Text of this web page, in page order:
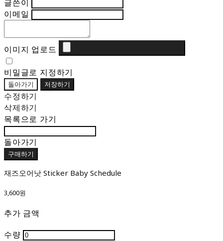
글쓴이
이메일
이미지 업로드
비밀글로 지정하기
돌아가기 저장하기
수정하기
삭제하기
목록으로 가기
돌아가기
구매하기
재즈오어낫 Sticker Baby Schedule
3,600원
추가 금액
수량